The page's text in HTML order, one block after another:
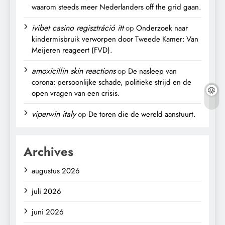
waarom steeds meer Nederlanders off the grid gaan.
ivibet casino regisztráció ittop Onderzoek naar
kindermisbruik verworpen door Tweede Kamer: Van
Meijeren reageert (FVD).
amoxicillin skin reactionsop De nasleep van
corona: persoonlijke schade, politieke strijd en de
open vragen van een crisis.
viperwin italyop De toren die de wereld aanstuurt.
Archives
augustus 2026
juli 2026
juni 2026